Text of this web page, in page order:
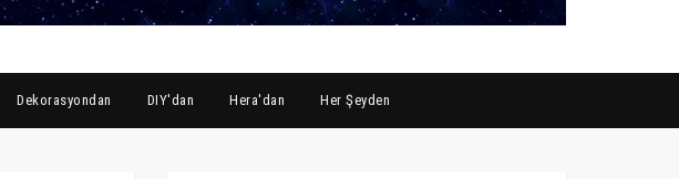
Dekorasyondan DIY'dan Hera'dan Her Şeyden